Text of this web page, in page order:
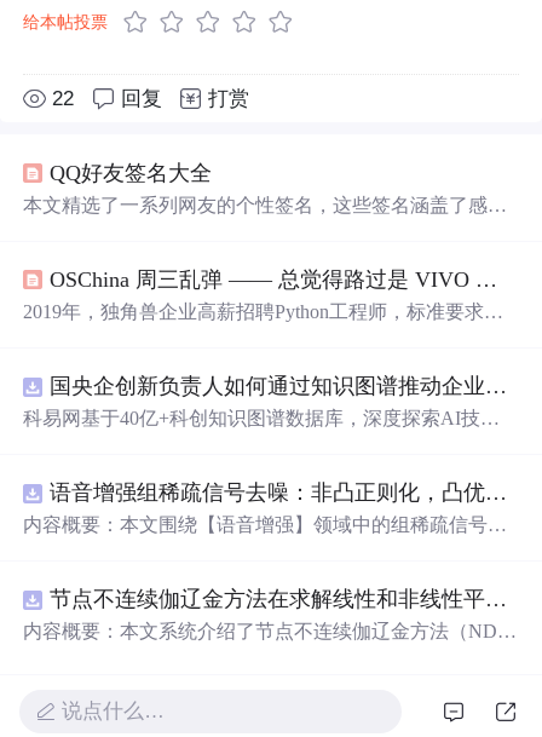
给本帖投票
22 回复 打赏
QQ好友签名大全
本文精选了一系列网友的个性签名，这些签名涵盖了感
OSChina 周三乱弹 —— 总觉得路过是 VIVO 大酒店
2019年，独角兽企业高薪招聘Python工程师，标准要求曝
中还提及了5G预商用进展、恐龙羽毛蛋白研究、以及旅游
扶贫分红等社会热点。
国央企创新负责人如何通过知识图谱推动企业技术创新与外部资源高效对接？.docx
科易网基于40亿+科创知识图谱数据库，深度探索AI技术
新领域的AI+数智化解决方案，推动科技创新与产业创新
智能化发展。
语音增强组稀疏信号去噪：非凸正则化，凸优化研究（Matlab代码实现）
内容概要：本文围绕【语音增强】领域中的组稀疏信号去
文章系统阐述了组稀疏信号模型的构建机制，引入非凸正
则项以更精确地逼近理想稀疏性，克服传统凸正则化在稀
实现，涵盖语音信号预处理、稀疏系数求解、去噪重构等
关键环节，并配套提供可复现的代码资源，便于研究人员
节点不连续伽辽金方法在求解线性和非线性平流方程中的一维实现（Matlab代码实现）
内容概要：本文系统介绍了节点不连续伽辽金方法（ND
种高精度、高分辨率的数值离散化技术，特别适用于对流
说点什么…